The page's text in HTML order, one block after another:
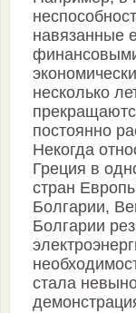
навязанные
несколько
постоянно
Некогда
Греция в
стран
Болгарии,
Болгарии
стала